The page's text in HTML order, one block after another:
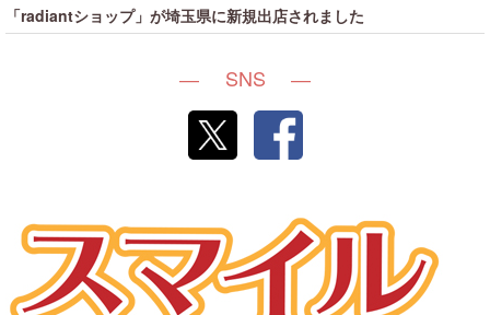
「radiantショップ」が埼玉県に新規出店されました
SNS